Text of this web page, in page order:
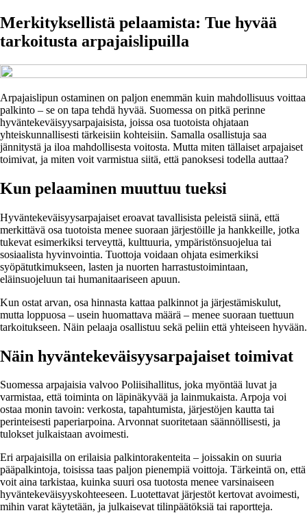
Merkityksellistä pelaamista: Tue hyvää
tarkoitusta arpajaislipuilla
Arpajaislipun ostaminen on paljon enemmän kuin mahdollisuus voittaa
palkinto – se on tapa tehdä hyvää. Suomessa on pitkä perinne
hyväntekeväisyysarpajaisista, joissa osa tuotoista ohjataan
yhteiskunnallisesti tärkeisiin kohteisiin. Samalla osallistuja saa
jännitystä ja iloa mahdollisesta voitosta. Mutta miten tällaiset arpajaiset
toimivat, ja miten voit varmistua siitä, että panoksesi todella auttaa?
Kun pelaaminen muuttuu tueksi
Hyväntekeväisyysarpajaiset eroavat tavallisista peleistä siinä, että
merkittävä osa tuotoista menee suoraan järjestöille ja hankkeille, jotka
tukevat esimerkiksi terveyttä, kulttuuria, ympäristönsuojelua tai
sosiaalista hyvinvointia. Tuottoja voidaan ohjata esimerkiksi
syöpätutkimukseen, lasten ja nuorten harrastustoimintaan,
eläinsuojeluun tai humanitaariseen apuun.
Kun ostat arvan, osa hinnasta kattaa palkinnot ja järjestämiskulut,
mutta loppuosa – usein huomattava määrä – menee suoraan tuettuun
tarkoitukseen. Näin pelaaja osallistuu sekä peliin että yhteiseen hyvään.
Näin hyväntekeväisyysarpajaiset toimivat
Suomessa arpajaisia valvoo Poliisihallitus, joka myöntää luvat ja
varmistaa, että toiminta on läpinäkyvää ja lainmukaista. Arpoja voi
ostaa monin tavoin: verkosta, tapahtumista, järjestöjen kautta tai
perinteisesti paperiarpoina. Arvonnat suoritetaan säännöllisesti, ja
tulokset julkaistaan avoimesti.
Eri arpajaisilla on erilaisia palkintorakenteita – joissakin on suuria
pääpalkintoja, toisissa taas paljon pienempiä voittoja. Tärkeintä on, että
voit aina tarkistaa, kuinka suuri osa tuotosta menee varsinaiseen
hyväntekeväisyyskohteeseen. Luotettavat järjestöt kertovat avoimesti,
mihin varat käytetään, ja julkaisevat tilinpäätöksiä tai raportteja.